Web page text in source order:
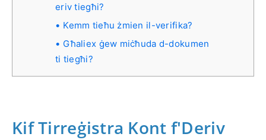
eriv tiegħi?
Kemm tieħu żmien il-verifika?
Għaliex ġew miċħuda d-dokumen
ti tiegħi?
Kif Tirreġistra Kont f'Deriv